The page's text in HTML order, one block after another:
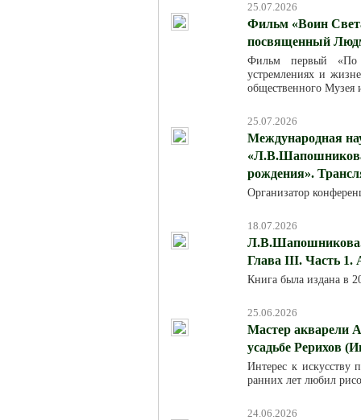
25.07.2026
Фильм «Воин
посвященный
Фильм первый «По
устремлениях и
общественного
25.07.2026
Международная
рождения».
Организатор
18.07.2026
Л.В.Шапошникова.
Глава III. Часть 1.
Книга была издана в
25.06.2026
Мастер акварели
усадьбе Рерихов
Интерес к искусству
ранних лет любил
24.06.2026